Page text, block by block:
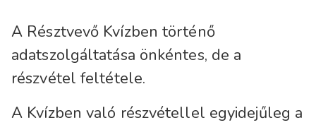
A Résztvevő Kvízben történő
adatszolgáltatása önkéntes, de a
részvétel feltétele.
A Kvízben való részvétellel egyidejűleg a